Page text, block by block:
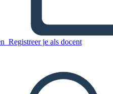
Registreer je als docent
Storyboard
AFSPELEN